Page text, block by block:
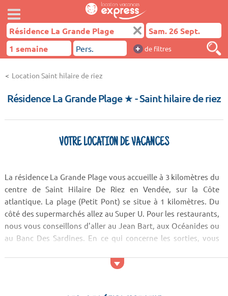
+ de filtres
Location Saint hilaire de riez
Résidence La Grande Plage ★- Saint hilaire de riez
VOTRE LOCATION DE VACANCES
La résidence La Grande Plage vous accueille à 3 kilomètres du
centre de Saint Hilaire De Riez en Vendée, sur la Côte
atlantique. La plage (Petit Pont) se situe à 1 kilomètres. Du
côté des supermarchés allez au Super U. Pour les restaurants,
nous vous conseillons d'aller au Jean Bart, aux Océanides ou
au Banc Des Sardines. En ce qui concerne les sorties, vous